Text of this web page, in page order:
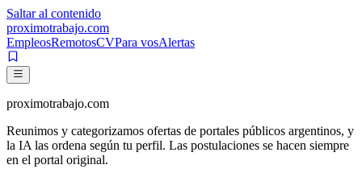
Saltar al contenido
proximotrabajo.com
EmpleosRemotosCVPara vosAlertas
proximotrabajo.com
Reunimos y categorizamos ofertas de portales públicos argentinos, y
la IA las ordena según tu perfil. Las postulaciones se hacen siempre
en el portal original.